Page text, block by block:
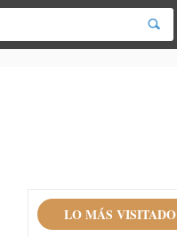
LO MÁS VISITADO